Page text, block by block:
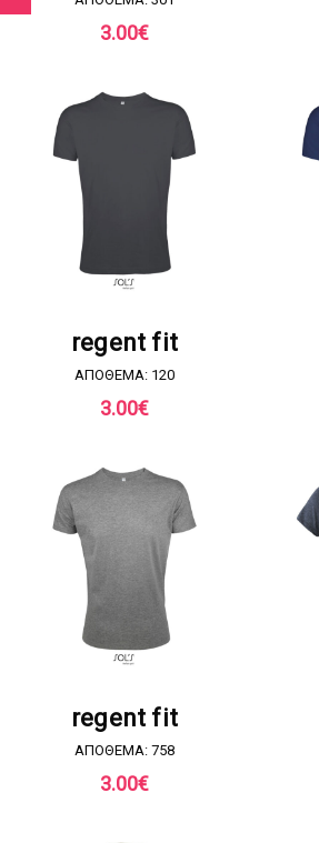
3.00€
regent fit
ΑΠΟΘΕΜΑ: 120
3.00€
regent fit
ΑΠΟΘΕΜΑ: 758
3.00€